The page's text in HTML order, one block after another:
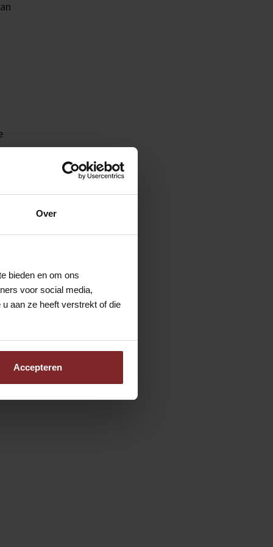
Over
bieden en om ons
voor social media,
aan ze heeft verstrekt of die
Accepteren